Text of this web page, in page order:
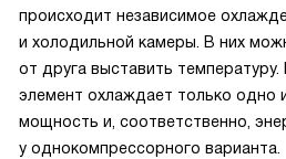
происходит независимое
и холодильной камеры. В них
от друга выставить
элемент охлаждает только одно
мощность и, соответственно,
у однокомпрессорного варианта.